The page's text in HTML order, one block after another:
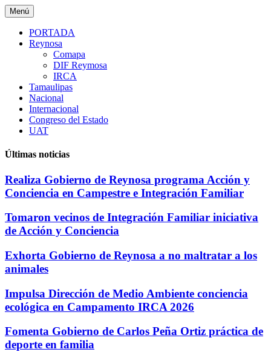
Saltar
al
contenido
Menú
PORTADA
Reynosa
Comapa
DIF Reymosa
IRCA
Tamaulipas
Nacional
Internacional
Congreso del Estado
UAT
Últimas noticias
Realiza Gobierno de Reynosa programa Acción y
Conciencia en Campestre e Integración Familiar
Tomaron vecinos de Integración Familiar iniciativa
de Acción y Conciencia
Exhorta Gobierno de Reynosa a no maltratar a los
animales
Impulsa Dirección de Medio Ambiente conciencia
ecológica en Campamento IRCA 2026
Fomenta Gobierno de Carlos Peña Ortiz práctica de
deporte en familia